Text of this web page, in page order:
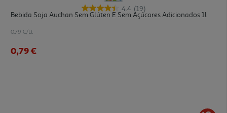
4.4 (19)
Bebida Soja Auchan Sem Glúten E Sem Açúcares Adicionados 1l
0.79 €/Lt
0,79 €